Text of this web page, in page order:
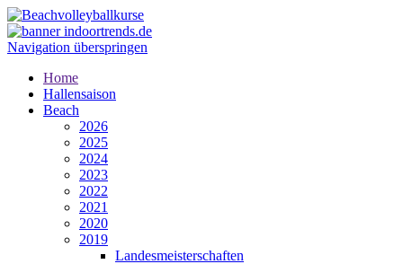
Navigation überspringen
Home
Hallensaison
Beach
2026
2025
2024
2023
2022
2021
2020
2019
Landesmeisterschaften